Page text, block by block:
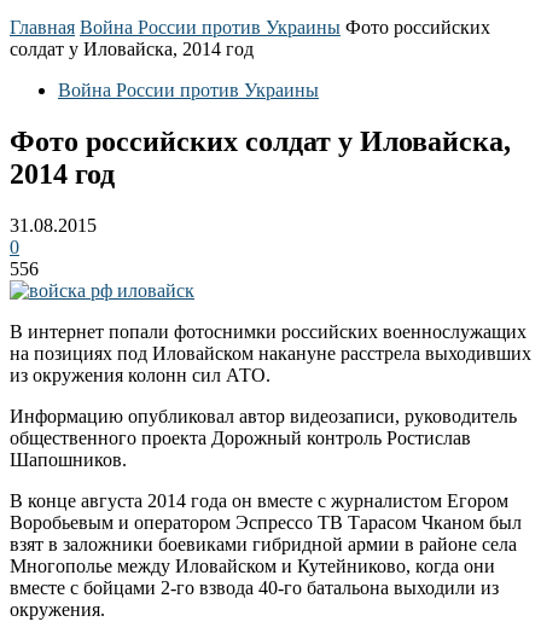
Главная Война России против Украины Фото российских
солдат у Иловайска, 2014 год
Война России против Украины
Фото российских солдат у Иловайска,
2014 год
31.08.2015
0
556
В интернет попали фотоснимки российских военнослужащих
на позициях под Иловайском накануне расстрела выходивших
из окружения колонн сил АТО.
Информацию опубликовал автор видеозаписи, руководитель
общественного проекта Дорожный контроль Ростислав
Шапошников.
В конце августа 2014 года он вместе с журналистом Егором
Воробьевым и оператором Эспрессо ТВ Тарасом Чканом был
взят в заложники боевиками гибридной армии в районе села
Многополье между Иловайском и Кутейниково, когда они
вместе с бойцами 2-го взвода 40-го батальона выходили из
окружения.